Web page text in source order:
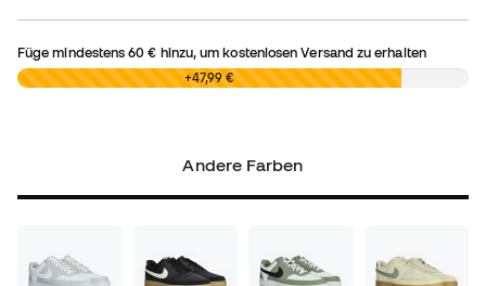
Füge mindestens60 € hinzu, um kostenlosen Versand zu erhalten
0,00 € +47,99 €
Andere Farben